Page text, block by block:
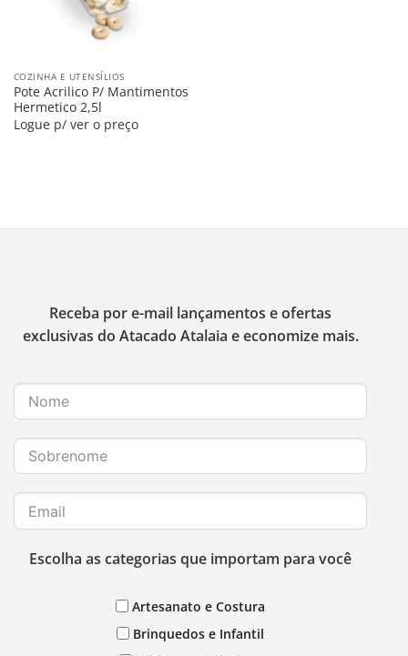
COZINHA E UTENSÍLIOS
Pote Acrilico P/ Mantimentos
Hermetico 2,5l
Logue p/ ver o preço
Receba por e-mail lançamentos e ofertas
exclusivas do Atacado Atalaia e economize mais.
Escolha as categorias que importam para você
Artesanato e Costura
Brinquedos e Infantil